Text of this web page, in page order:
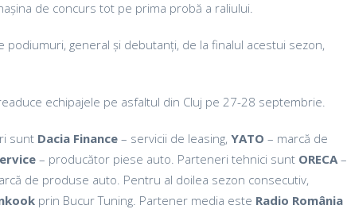
de concurs tot pe prima probă a raliului.
general și debutanți, de la finalul acestui sezon,
echipajele pe asfaltul din Cluj pe 27-28 septembrie.
sunt Dacia Finance– servicii de leasing, YATO – marcă de
– producător piese auto. Parteneri tehnici sunt ORECA–
de produse auto. Pentru al doilea sezon consecutiv,
prin Bucur Tuning. Partener media este Radio România